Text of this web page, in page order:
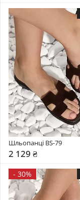
Шльопанці BS-79
2 129 ₴
- 30%